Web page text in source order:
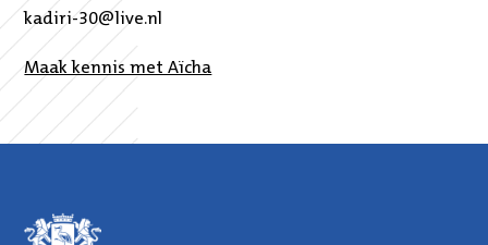
kadiri-30@live.nl
Maak kennis met Aïcha